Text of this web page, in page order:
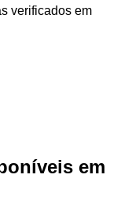
verificados em
em